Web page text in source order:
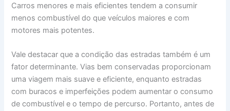
Carros menores e mais eficientes tendem a consumir
menos combustível do que veículos maiores e com
motores mais potentes.
Vale destacar que a condição das estradas também é um
fator determinante. Vias bem conservadas proporcionam
uma viagem mais suave e eficiente, enquanto estradas
com buracos e imperfeições podem aumentar o consumo
de combustível e o tempo de percurso. Portanto, antes de